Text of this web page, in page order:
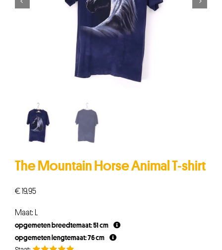
The Mountain Horse Animal T-shirt
€19,95
Maat: L
opgemeten breedtemaat: 51 cm
opgemeten lengtemaat: 76 cm